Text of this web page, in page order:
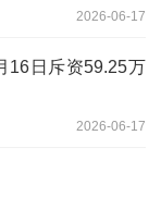
2026-06-17
16日斥资59.25万
2026-06-17